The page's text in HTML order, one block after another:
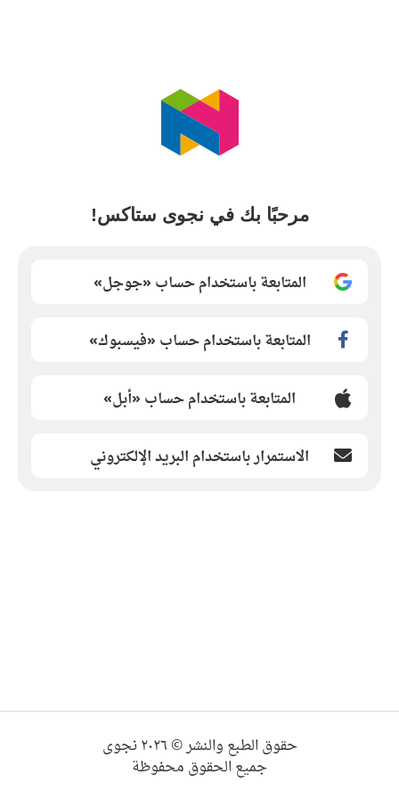
مرحبًا بك في نجوى ستاكس!
المتابعة باستخدام حساب «جوجل»
المتابعة باستخدام حساب «فيسبوك»
المتابعة باستخدام حساب «أبل»
الاستمرار باستخدام البريد الإلكتروني
حقوق الطبع والنشر © ٢٠٢٦ نجوى
جميع الحقوق محفوظة